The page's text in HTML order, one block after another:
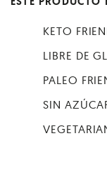
KETO
LIBRE DE
PALEO
SIN